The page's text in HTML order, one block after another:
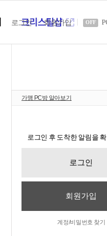
크리스탈샵새
로그인 회원가입 OFF
가맹 PC방 알아보기
로그인 후 도착한 알림을
로그인
회원가입
계정/비밀번호 찾기